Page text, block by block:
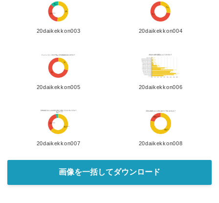
20daikekkon003 20daikekkon004
20daikekkon005 20daikekkon006
20daikekkon007 20daikekkon008
画像を一括してダウンロード